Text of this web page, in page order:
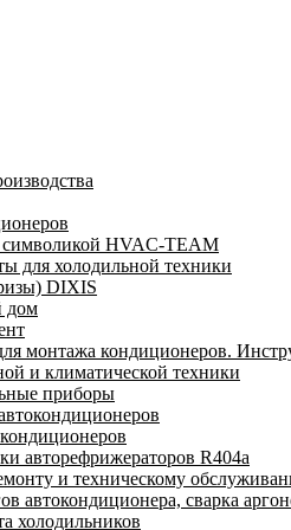
символикой HVAC-TEAM
для холодильной техники
DIXIS
дом
монтажа кондиционеров.
и климатической техники
приборы
авторефрижераторов R404a
и техническому
автокондиционера, сварка
холодильников